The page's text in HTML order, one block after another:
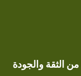
أكثر من 15 عامًا من الثقة والجودة